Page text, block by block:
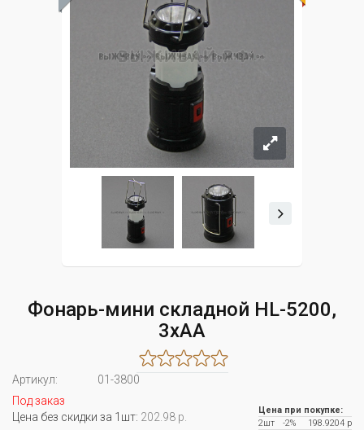
Фонарь-мини складной HL-5200,
3хАА
Артикул:
01-3800
Под заказ
Цена без скидки за 1шт: 202.98 р.
Цена при покупке:
2шт
-2%
198.9204 р